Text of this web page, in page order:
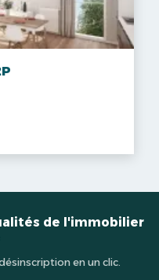
de l'immobilier
en un clic.